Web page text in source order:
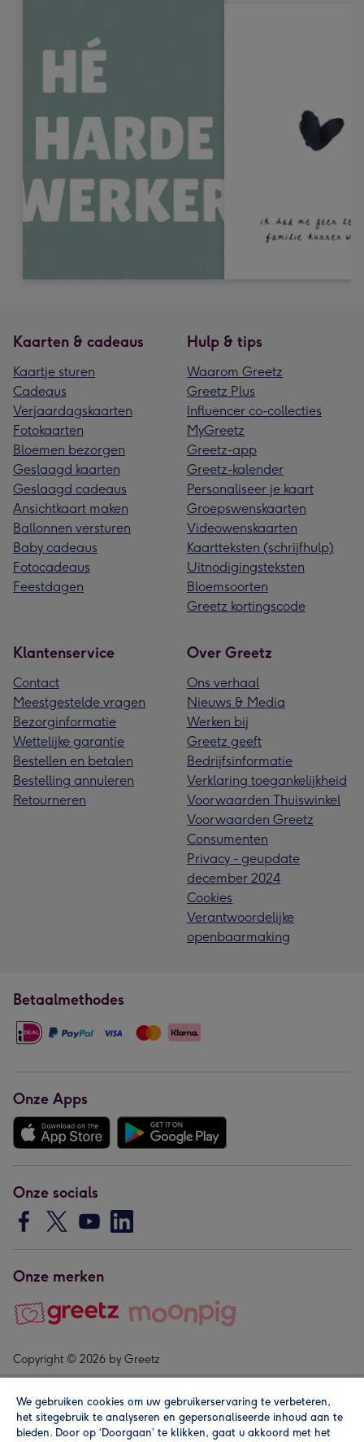
Kaarten & cadeaus
Kaartje sturen
Cadeaus
Verjaardagskaarten
Fotokaarten
Bloemen bezorgen
Geslaagd kaarten
Geslaagd cadeaus
Ansichtkaart maken
Ballonnen versturen
Baby cadeaus
Fotocadeaus
Feestdagen
Hulp & tips
Waarom Greetz
Greetz Plus
Influencer co-collecties
MyGreetz
Greetz-app
Greetz-kalender
Personaliseer je kaart
Groepswenskaarten
Videowenskaarten
Kaartteksten (schrijfhulp)
Uitnodigingsteksten
Bloemsoorten
Greetz kortingscode
Klantenservice
Contact
Meestgestelde vragen
Bezorginformatie
Wettelijke garantie
Bestellen en betalen
Bestelling annuleren
Retourneren
Over Greetz
Ons verhaal
Nieuws & Media
Werken bij
Greetz geeft
Bedrijfsinformatie
Verklaring toegankelijkheid
Voorwaarden Thuiswinkel
Voorwaarden Greetz
Consumenten
Privacy - geupdate
december 2024
Cookies
Verantwoordelijke
openbaarmaking
Betaalmethodes
Onze Apps
Onze socials
Onze merken
Copyright © 2026 by Greetz
We gebruiken cookies om uw gebruikerservaring te verbeteren,
het sitegebruik te analyseren en gepersonaliseerde inhoud aan te
bieden. Door op ‘Doorgaan’ te klikken, gaat u akkoord met het